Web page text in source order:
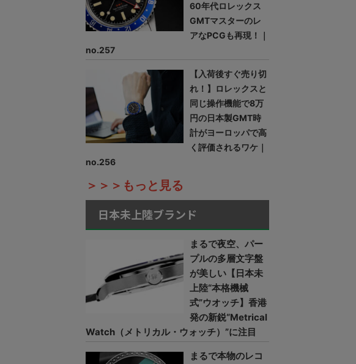
60年代ロレックス
GMTマスターのレ
アなPCGも再現！｜
no.257
【入荷後すぐ売り切
れ！】ロレックスと
同じ操作機能で8万
円の日本製GMT時
計がヨーロッパで高
く評価されるワケ｜
no.256
＞＞＞もっと見る
日本未上陸ブランド
まるで夜空、パー
プルの多層文字盤
が美しい【日本未
上陸“本格機械
式”ウオッチ】香港
発の新鋭“Metrical
Watch（メトリカル・ウォッチ）”に注目
まるで本物のレコ